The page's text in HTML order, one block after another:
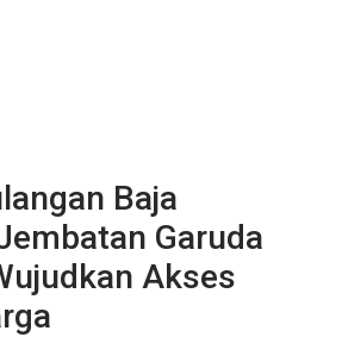
Baja
Garuda
Akses